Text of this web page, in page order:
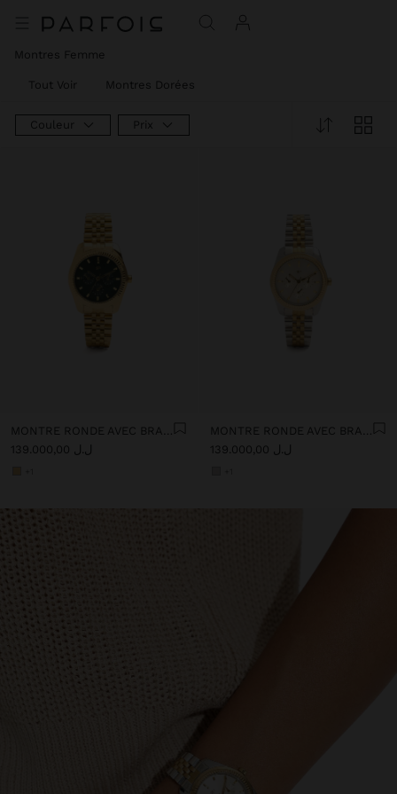
Montres Femme​
Tout Voir Montres Dorées
Couleur Prix
MONTRE RONDE AVEC BRACELET EN ACIER INOXYDABLE
ل.ل 139.000,00
MONTRE RONDE AVEC BRACELET EN ACIER INOXYDABLE
ل.ل 139.000,00